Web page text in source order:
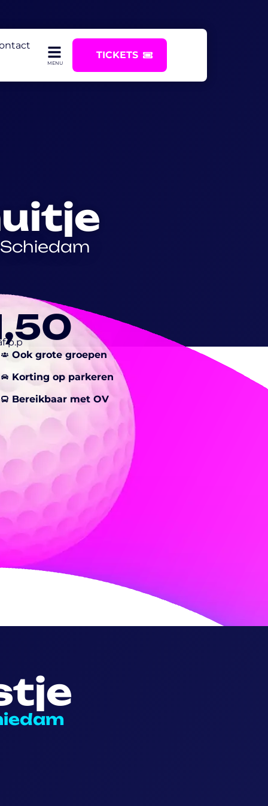
TICKETS
p.p
Ook grote groepen
Korting op parkeren
Bereikbaar met OV